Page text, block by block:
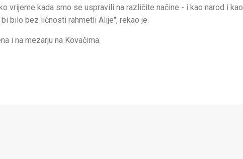
vrijeme kada smo se uspravili na različite načine - i kao narod i kao
bilo bez ličnosti rahmetli Alije", rekao je.
i na mezarju na Kovačima.